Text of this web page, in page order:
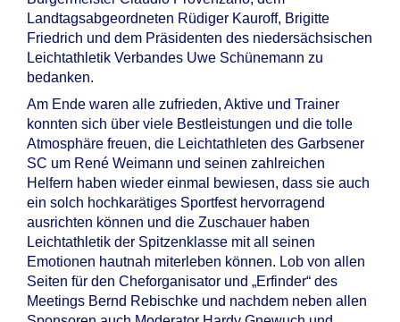
Landtagsabgeordneten Rüdiger Kauroff, Brigitte
Friedrich und dem Präsidenten des niedersächsischen
Leichtathletik Verbandes Uwe Schünemann zu
bedanken.
Am Ende waren alle zufrieden, Aktive und Trainer
konnten sich über viele Bestleistungen und die tolle
Atmosphäre freuen, die Leichtathleten des Garbsener
SC um René Weimann und seinen zahlreichen
Helfern haben wieder einmal bewiesen, dass sie auch
ein solch hochkarätiges Sportfest hervorragend
ausrichten können und die Zuschauer haben
Leichtathletik der Spitzenklasse mit all seinen
Emotionen hautnah miterleben können. Lob von allen
Seiten für den Cheforganisator und „Erfinder“ des
Meetings Bernd Rebischke und nachdem neben allen